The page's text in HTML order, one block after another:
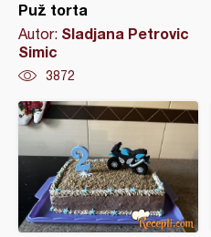
Puž torta
Autor: Sladjana Petrovic
Simic
3872